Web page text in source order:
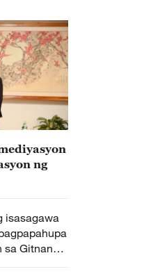
ng
isasagawa
sa Gitnang